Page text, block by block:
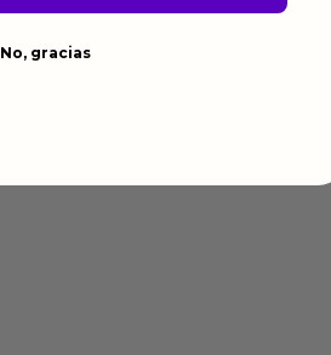
No, gracias